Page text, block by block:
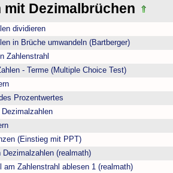
mit Dezimalbrüchen
dividieren
in Brüche umwandeln (Bartberger)
Zahlenstrahl
- Terme (Multiple Choice Test)
Prozentwertes
(Einstieg mit PPT)
Dezimalzahlen (realmath)
am Zahlenstrahl ablesen 1 (realmath)